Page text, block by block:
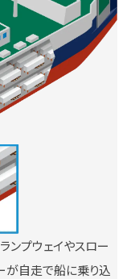
ンプウェイやスロー
が自走で船に乗り込